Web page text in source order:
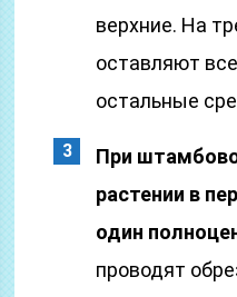
верхние. На
оставляют
остальные
При
растении в
один
проводят